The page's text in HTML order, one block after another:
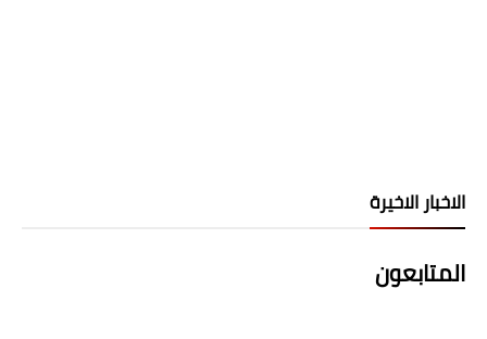
الاخبار الاخيرة
المتابعون